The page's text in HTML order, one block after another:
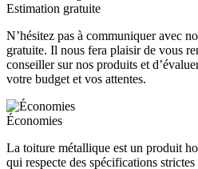
Estimation gratuite
N’hésitez pas à communiquer avec
gratuite. Il nous fera plaisir de vous
conseiller sur nos produits et
votre budget et vos attentes.
Économies
La toiture métallique est un produit
qui respecte des spécifications